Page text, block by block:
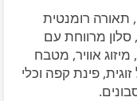
תאורה רומנטית
מרווחת עם
אוויר, מטבח
פינת קפה וכלי